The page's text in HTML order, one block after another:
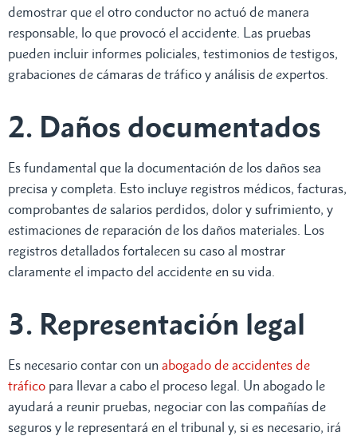
demostrar que el otro conductor no actuó de manera
responsable, lo que provocó el accidente. Las pruebas
pueden incluir informes policiales, testimonios de testigos,
grabaciones de cámaras de tráfico y análisis de expertos.
2. Daños documentados
Es fundamental que la documentación de los daños sea
precisa y completa. Esto incluye registros médicos, facturas,
comprobantes de salarios perdidos, dolor y sufrimiento, y
estimaciones de reparación de los daños materiales. Los
registros detallados fortalecen su caso al mostrar
claramente el impacto del accidente en su vida.
3. Representación legal
Es necesario contar con un abogado de accidentes de
tráfico para llevar a cabo el proceso legal. Un abogado le
ayudará a reunir pruebas, negociar con las compañías de
seguros y le representará en el tribunal y, si es necesario, irá